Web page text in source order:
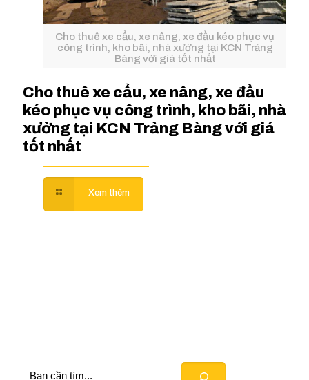
Cho thuê xe cẩu, xe nâng, xe đầu kéo phục vụ
công trình, kho bãi, nhà xưởng tại KCN Trảng
Bàng với giá tốt nhất
Cho thuê xe cẩu, xe nâng, xe đầu
kéo phục vụ công trình, kho bãi, nhà
xưởng tại KCN Trảng Bàng với giá
tốt nhất
Search